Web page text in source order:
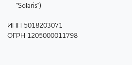
"Solaris")
ИНН 5018203071
ОГРН 1205000011798